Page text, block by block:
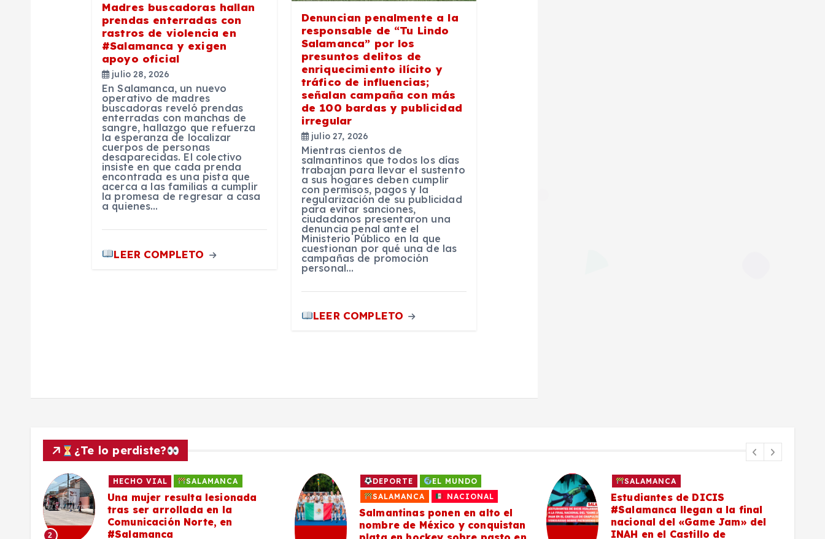
Madres buscadoras hallan
prendas enterradas con
rastros de violencia en
#Salamanca y exigen
apoyo oficial
julio 28, 2026
En Salamanca, un nuevo
operativo de madres
buscadoras reveló prendas
enterradas con manchas de
sangre, hallazgo que refuerza
la esperanza de localizar
cuerpos de personas
desaparecidas. El colectivo
insiste en que cada prenda
encontrada es una pista que
acerca a las familias a cumplir
la promesa de regresar a casa
a quienes…
LEER COMPLETO
Denuncian penalmente a la
responsable de “Tu Lindo
Salamanca” por los
presuntos delitos de
enriquecimiento ilícito y
tráfico de influencias;
señalan campaña con más
de 100 bardas y publicidad
irregular
julio 27, 2026
Mientras cientos de
salmantinos que todos los días
trabajan para llevar el sustento
a sus hogares deben cumplir
con permisos, pagos y la
regularización de su publicidad
para evitar sanciones,
ciudadanos presentaron una
denuncia penal ante el
Ministerio Público en la que
cuestionan por qué una de las
campañas de promoción
personal…
LEER COMPLETO
¿Te lo perdiste?
2
HECHO VIAL SALAMANCA
Una mujer resulta lesionada
tras ser arrollada en la
Comunicación Norte, en
#Salamanca
DEPORTE
EL MUNDO
SALAMANCA
NACIONAL
Salmantinas ponen en alto el
nombre de México y conquistan
SALAMANCA
Estudiantes de DICIS
#Salamanca llegan a la final
nacional del «Game Jam» del
INAH en el Castillo de